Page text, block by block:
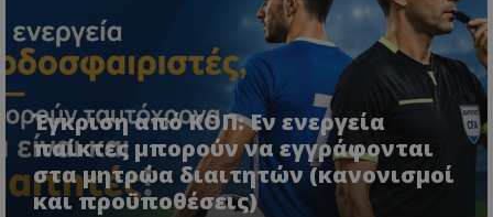
Έγκριση από ΚΟΠ: Εν ενεργεία
παίκτες μπορούν να εγγράφονται
στα μητρώα διαιτητών (κανονισμοί
και προϋποθέσεις)